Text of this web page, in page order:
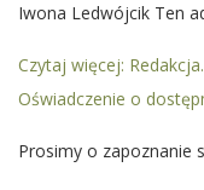
Iwona Ledwójcik Ten
Czytaj więcej:
Oświadczenie o
Prosimy o zapoznanie